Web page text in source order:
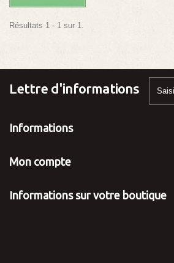
Résultats 1 - 1 sur 1.
Lettre d'informations
Informations
Mon compte
Informations sur votre boutique